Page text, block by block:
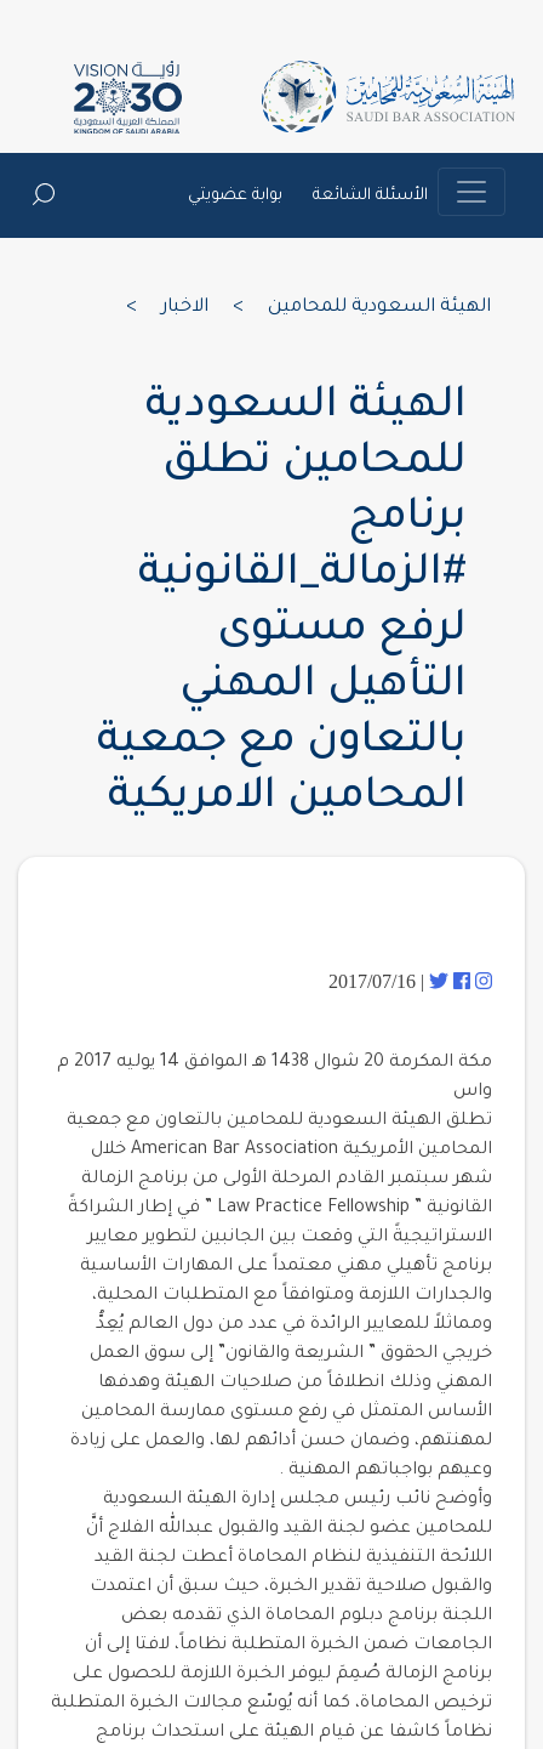
الأسئلة الشائعة بوابة عضويتي
الهيئة السعودية للمحامين الاخبار
الهيئة السعودية
للمحامين تطلق
برنامج
#الزمالة_القانونية
لرفع مستوى
التأهيل المهني
بالتعاون مع جمعية
المحامين الامريكية
| 2017/07/16
مكة المكرمة 20 شوال 1438 هـ الموافق 14 يوليه 2017 م
واس
تطلق الهيئة السعودية للمحامين بالتعاون مع جمعية
المحامين الأمريكية American Bar Association خلال
شهر سبتمبر القادم المرحلة الأولى من برنامج الزمالة
القانونية ” Law Practice Fellowship ” في إطار الشراكةً
الاستراتيجيةً التي وقعت بين الجانبين لتطوير معايير
برنامج تأهيلي مهني معتمداً على المهارات الأساسية
والجدارات اللازمة ومتوافقاً مع المتطلبات المحلية،
ومماثلاً للمعايير الرائدة في عدد من دول العالم يُعِدُّ
خريجي الحقوق ” الشريعة والقانون” إلى سوق العمل
المهني وذلك انطلاقاً من صلاحيات الهيئة وهدفها
الأساس المتمثل في رفع مستوى ممارسة المحامين
لمهنتهم، وضمان حسن أدائهم لها، والعمل على زيادة
وعيهم بواجباتهم المهنية .
وأوضح نائب رئيس مجلس إدارة الهيئة السعودية
للمحامين عضو لجنة القيد والقبول عبدالله الفلاج أنَّ
اللائحة التنفيذية لنظام المحاماة أعطت لجنة القيد
والقبول صلاحية تقدير الخبرة، حيث سبق أن اعتمدت
اللجنة برنامج دبلوم المحاماة الذي تقدمه بعض
الجامعات ضمن الخبرة المتطلبة نظاماً، لافتا إلى أن
برنامج الزمالة صُمِمَ ليوفر الخبرة اللازمة للحصول على
ترخيص المحاماة، كما أنه يُوسّع مجالات الخبرة المتطلبة
نظاماً كاشفا عن قيام الهيئة على استحداث برنامج